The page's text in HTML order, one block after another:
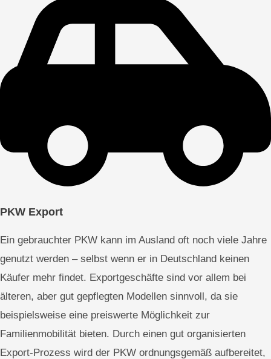
PKW Export
Ein gebrauchter PKW kann im Ausland oft noch viele Jahre
genutzt werden – selbst wenn er in Deutschland keinen
Käufer mehr findet. Exportgeschäfte sind vor allem bei
älteren, aber gut gepflegten Modellen sinnvoll, da sie
beispielsweise eine preiswerte Möglichkeit zur
Familienmobilität bieten. Durch einen gut organisierten
Export-Prozess wird der PKW ordnungsgemäß aufbereitet,